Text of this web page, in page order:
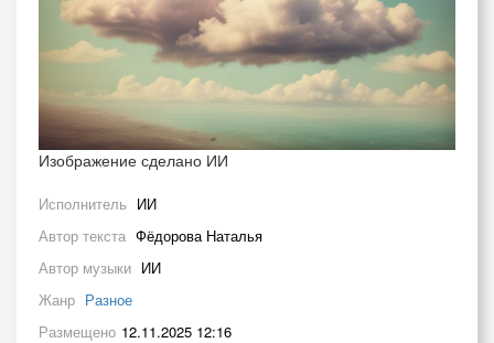
Изображение сделано ИИ
Исполнитель ИИ
Автор текста Фёдорова Наталья
Автор музыки ИИ
Жанр Разное
Размещено 12.11.2025 12:16